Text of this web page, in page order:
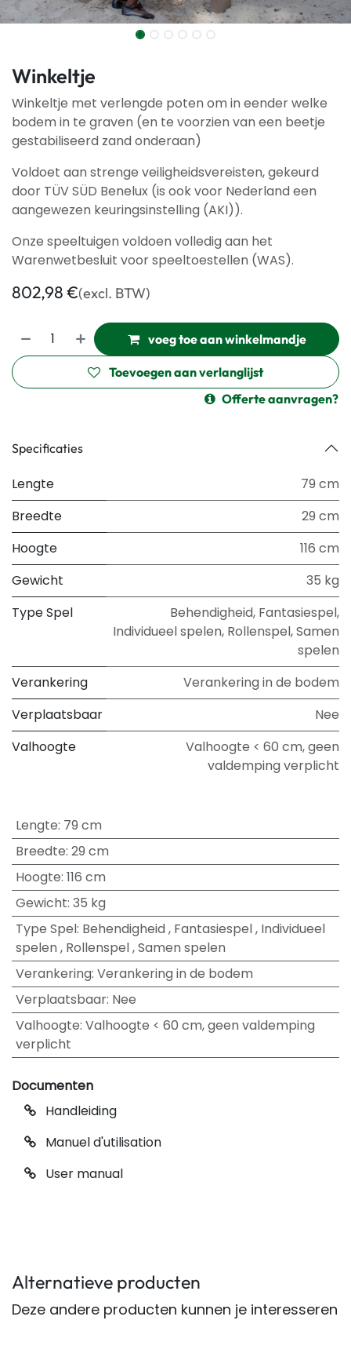
Winkeltje
Winkeltje met verlengde poten om in eender welke
bodem in te graven (en te voorzien van een beetje
gestabiliseerd zand onderaan)
Voldoet aan strenge veiligheidsvereisten, gekeurd
door TÜV SÜD Benelux (is ook voor Nederland een
aangewezen keuringsinstelling (AKI)).
Onze speeltuigen voldoen volledig aan het
Warenwetbesluit voor speeltoestellen (WAS).
802,98€(excl. BTW)
voeg toe aan winkelmandje
Toevoegen aan verlanglijst
Offerte aanvragen?
Specificaties
Lengte
79 cm
Breedte
29 cm
Hoogte
116 cm
Gewicht
35 kg
Type Spel
Behendigheid, Fantasiespel,
Individueel spelen, Rollenspel,Samen
spelen
Verankering
Verankering in de bodem
Verplaatsbaar
Nee
Valhoogte
Valhoogte < 60 cm, geen
valdemping verplicht
Lengte: 79 cm
Breedte: 29 cm
Hoogte: 116 cm
Gewicht: 35 kg
Type Spel: Behendigheid, Fantasiespel, Individueel
spelen, Rollenspel,Samen spelen
Verankering: Verankering in de bodem
Verplaatsbaar: Nee
Valhoogte: Valhoogte < 60 cm, geen valdemping
verplicht
Documenten
Handleiding
Manuel d'utilisation
User manual
Alternatieve producten
Deze andere producten kunnen je interesseren